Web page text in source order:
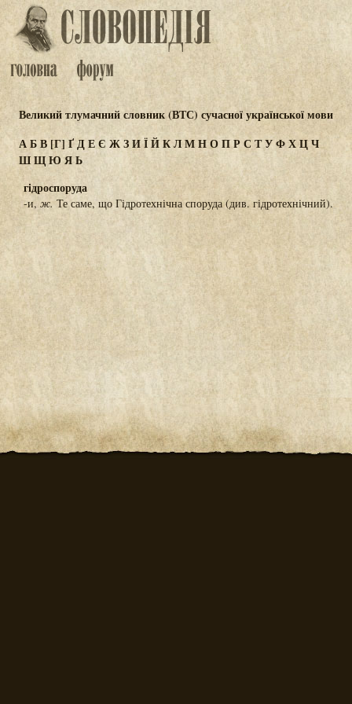
Великий тлумачний словник (ВТС) сучасної української мови
АБВ[Г] ҐДЕЄ ЖЗИЇЙКЛМНОПР СТУФХЦЧ
ШЩЮЯЬ
гідроспоруда
-и, ж. Те саме, що Гідротехнічна споруда (див. гідротехнічний).